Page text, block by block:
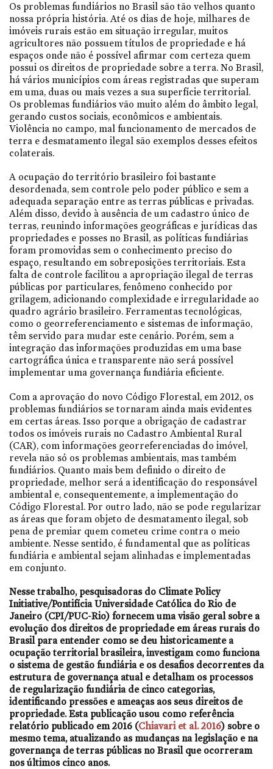
Os problemas fundiários no Brasil são tão velhos quanto
nossa própria história. Até os dias de hoje, milhares de
imóveis rurais estão em situação irregular, muitos
agricultores não possuem títulos de propriedade e há
espaços onde não é possível afirmar com certeza quem
possui os direitos de propriedade sobre a terra. No Brasil,
há vários municípios com áreas registradas que superam
em uma, duas ou mais vezes a sua superfície territorial.
Os problemas fundiários vão muito além do âmbito legal,
gerando custos sociais, econômicos e ambientais.
Violência no campo, mal funcionamento de mercados de
terra e desmatamento ilegal são exemplos desses efeitos
colaterais.
A ocupação do território brasileiro foi bastante
desordenada, sem controle pelo poder público e sem a
adequada separação entre as terras públicas e privadas.
Além disso, devido à ausência de um cadastro único de
terras, reunindo informações geográficas e jurídicas das
propriedades e posses no Brasil, as políticas fundiárias
foram promovidas sem o conhecimento preciso do
espaço, resultando em sobreposições territoriais. Esta
falta de controle facilitou a apropriação ilegal de terras
públicas por particulares, fenômeno conhecido por
grilagem, adicionando complexidade e irregularidade ao
quadro agrário brasileiro. Ferramentas tecnológicas,
como o georreferenciamento e sistemas de informação,
têm servido para mudar este cenário. Porém, sem a
integração das informações produzidas em uma base
cartográfica única e transparente não será possível
implementar uma governança fundiária eficiente.
Com a aprovação do novo Código Florestal, em 2012, os
problemas fundiários se tornaram ainda mais evidentes
em certas áreas. Isso porque a obrigação de cadastrar
todos os imóveis rurais no Cadastro Ambiental Rural
(CAR), com informações georreferenciadas do imóvel,
revela não só os problemas ambientais, mas também
fundiários. Quanto mais bem definido o direito de
propriedade, melhor será a identificação do responsável
ambiental e, consequentemente, a implementação do
Código Florestal. Por outro lado, não se pode regularizar
as áreas que foram objeto de desmatamento ilegal, sob
pena de premiar quem cometeu crime contra o meio
ambiente. Nesse sentido, é fundamental que as políticas
fundiária e ambiental sejam alinhadas e implementadas
em conjunto.
Nesse trabalho, pesquisadoras do Climate Policy
Initiative/Pontifícia Universidade Católica do Rio de
Janeiro (CPI/PUC-Rio) fornecem uma visão geral sobre a
evolução dos direitos de propriedade em áreas rurais do
Brasil para entender como se deu historicamente a
ocupação territorial brasileira, investigam como funciona
o sistema de gestão fundiária e os desafios decorrentes da
estrutura de governança atual e detalham os processos
de regularização fundiária de cinco categorias,
identificando pressões e ameaças aos seus direitos de
propriedade. Esta publicação usou como referência
relatório publicado em 2016 (Chiavari et al. 2016) sobre o
mesmo tema, atualizando as mudanças na legislação e na
governança de terras públicas no Brasil que ocorreram
nos últimos cinco anos.